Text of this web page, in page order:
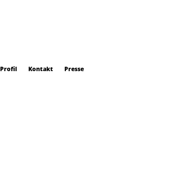
Profil Kontakt Presse